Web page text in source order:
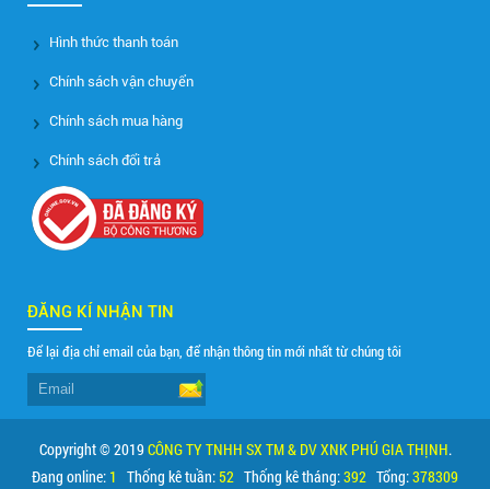
Hình thức thanh toán
Chính sách vận chuyển
Chính sách mua hàng
Chính sách đổi trả
ĐĂNG KÍ NHẬN TIN
Để lại địa chỉ email của bạn, để nhận thông tin mới nhất từ chúng tôi
Copyright © 2019CÔNG TY TNHH SX TM & DV XNK PHÚ GIA THỊNH.
Đang online: 1 Thống kê tuần:52 Thống kê tháng:392 Tổng:378309